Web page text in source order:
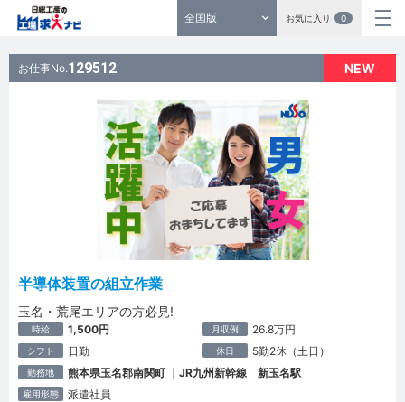
全国版 お気に入り 0
NEW
お仕事No.129512
半導体装置の組立作業
玉名・荒尾エリアの方必見!
時給 1,500円 月収例 26.8万円
シフト 日勤 休日 5勤2休（土日）
勤務地 熊本県玉名郡南関町 ｜JR九州新幹線 新玉名駅
雇用形態 派遣社員